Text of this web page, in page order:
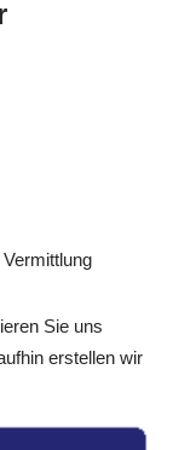
Sie uns
erstellen wir